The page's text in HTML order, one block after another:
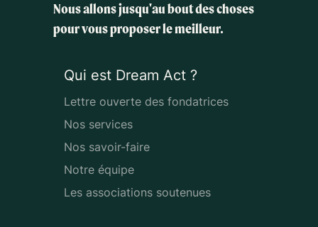
Nous allons jusqu'au bout des choses
pour vous proposer le meilleur.
Qui est Dream Act ?
Lettre ouverte des fondatrices
Nos services
Nos savoir-faire
Notre équipe
Les associations soutenues